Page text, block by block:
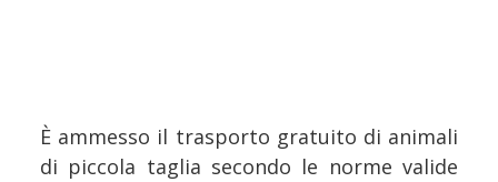
È ammesso il trasporto gratuito di animali
di piccola taglia secondo le norme valide